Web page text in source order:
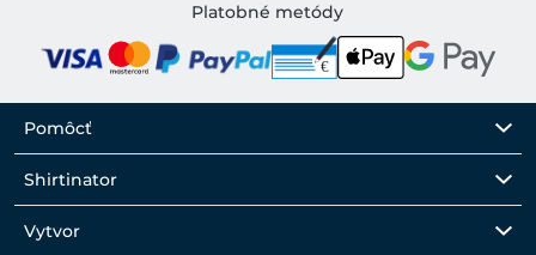
Platobné metódy
Pomôcť
Shirtinator
Vytvor